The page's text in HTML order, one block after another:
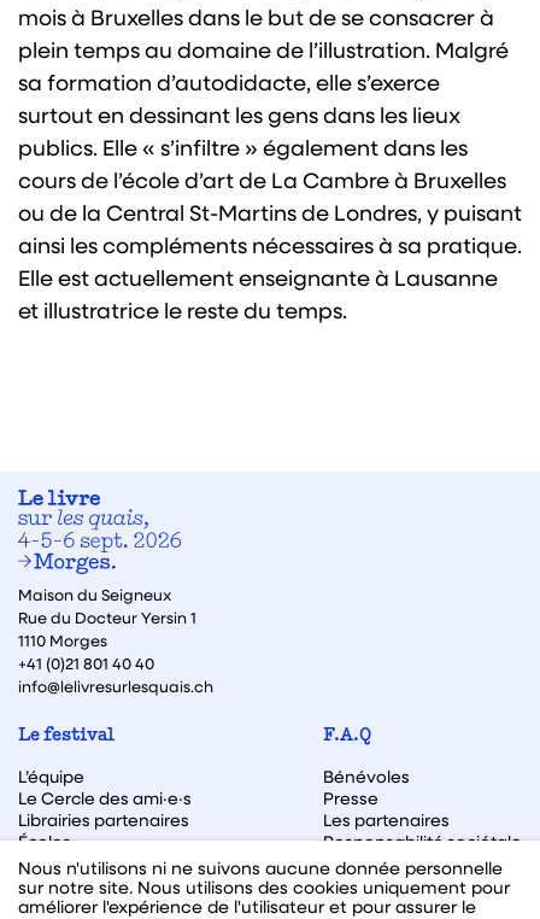
mois à Bruxelles dans le but de se consacrer à
plein temps au domaine de l’illustration. Malgré
sa formation d’autodidacte, elle s’exerce
surtout en dessinant les gens dans les lieux
publics. Elle « s’infiltre » également dans les
cours de l’école d’art de La Cambre à Bruxelles
ou de la Central St-Martins de Londres, y puisant
ainsi les compléments nécessaires à sa pratique.
Elle est actuellement enseignante à Lausanne
et illustratrice le reste du temps.
Maison du Seigneux
Rue du Docteur Yersin 1
1110 Morges
+41 (0)21 801 40 40
info@lelivresurlesquais.ch
Le festival
L’équipe
Le Cercle des ami·e·s
Librairies partenaires
Écoles
F.A.Q
Bénévoles
Presse
Les partenaires
Responsabilité sociétale
Archive des éditions
Archive des autrices et auteurs
Nous n'utilisons ni ne suivons aucune donnée personnelle
sur notre site. Nous utilisons des cookies uniquement pour
améliorer l'expérience de l'utilisateur et pour assurer le